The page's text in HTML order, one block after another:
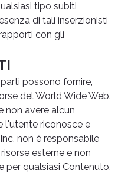
tipo subiti
di tali inserzionisti
con gli
possono fornire,
del World Wide Web.
non avere alcun
l'utente riconosce e
non è responsabile
esterne e non
per qualsiasi Contenuto,